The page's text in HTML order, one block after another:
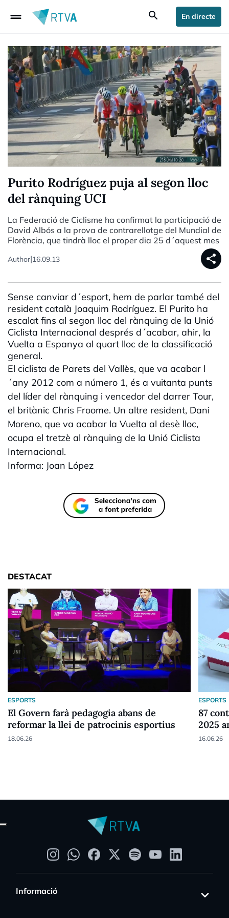
drag_handle search En directe
Purito Rodríguez puja al segon lloc
del rànquing UCI
La Federació de Ciclisme ha confirmat la participació de
David Albós a la prova de contrarellotge del Mundial de
Florència, que tindrà lloc el proper dia 25 d´aquest mes
Author|16.09.13 share
Sense canviar d´esport, hem de parlar també del
resident català Joaquim Rodríguez. El Purito ha
escalat fins al segon lloc del rànquing de la Unió
Ciclista Internacional després d´acabar, ahir, la
Vuelta a Espanya al quart lloc de la classificació
general.
El ciclista de Parets del Vallès, que va acabar l
´any 2012 com a número 1, és a vuitanta punts
del líder del rànquing i vencedor del darrer Tour,
el britànic Chris Froome. Un altre resident, Dani
Moreno, que va acabar la Vuelta al desè lloc,
ocupa el tretzè al rànquing de la Unió Ciclista
Internacional.
Informa: Joan López
DESTACAT
ESPORTS
El Govern farà pedagogia abans de
reformar la llei de patrocinis esportius
18.06.26
ESPORTS
87
2025
16.06.26
Informació